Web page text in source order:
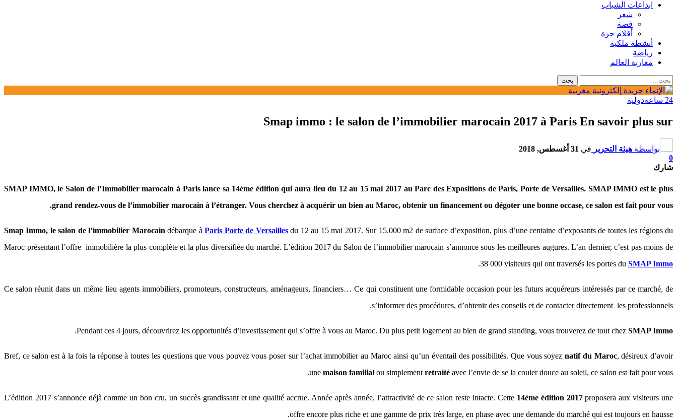
ابداعات الشباب
شعر
قصة
أقلام حرة
أنشطة ملكية
رياضة
مغاربة العالم
24 ساعة دولية
Smap immo : le salon de l’immobilier marocain 2017 à Paris En savoir plus sur
بواسطة هيئة التحرير في 31 أغسطس, 2018
0
شارك
SMAP IMMO, le Salon de l’Immobilier marocain à Paris lance sa 14ème édition qui aura lieu du 12 au 15 mai 2017 au Parc des Expositions de Paris, Porte de Versailles. SMAP IMMO est le plus
grand rendez-vous de l’immobilier marocain à l’étranger. Vous cherchez à acquérir un bien au Maroc, obtenir un financement ou dégoter une bonne occase, ce salon est fait pour vous.
Smap Immo, le salon de l’immobilier Marocain débarque àParis Porte de Versaillesdu 12 au 15 mai 2017. Sur 15.000 m2 de surface d’exposition, plus d’une centaine d’exposants de toutes les régions du
Maroc présentant l’offre immobilière la plus complète et la plus diversifiée du marché. L’édition 2017 du Salon de l’immobilier marocain s’annonce sous les meilleures augures. L’an dernier, c’est pas moins de
38 000 visiteurs qui ont traversés les portes du SMAP Immo
.
Ce salon réunit dans un même lieu agents immobiliers, promoteurs, constructeurs, aménageurs, financiers… Ce qui constituent une formidable occasion pour les futurs acquéreurs intéressés par ce marché, de
s’informer des procédures, d’obtenir des conseils et de contacter directement les professionnels.
Pendant ces 4 jours, découvrirez les opportunités d’investissement qui s’offre à vous au Maroc. Du plus petit logement au bien de grand standing, vous trouverez de tout chez SMAP Immo
.
Bref, ce salon est à la fois la réponse à toutes les questions que vous pouvez vous poser sur l’achat immobilier au Maroc ainsi qu’un éventail des possibilités. Que vous soyeznatif du Maroc, désireux d’avoir
une maison familial ou simplement retraité avec l’envie de se la couler douce au soleil, ce salon est fait pour vous.
L’édition 2017 s’annonce déjà comme un bon cru, un succès grandissant et une qualité accrue. Année après année, l’attractivité de ce salon reste intacte. Cette 14ème édition 2017proposera aux visiteurs une
offre encore plus riche et une gamme de prix très large, en phase avec une demande du marché qui est toujours en hausse.